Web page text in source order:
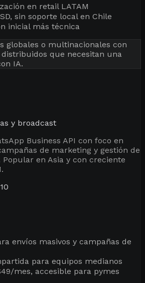
en retail LATAM
sin soporte local en Chile
inicial más técnica
globales o multinacionales con
que necesitan una
IA.
y broadcast
Business API con foco en
de marketing y gestión de
en Asia y con creciente
envíos masivos y campañas de
para equipos medianos
mes, accesible para pymes